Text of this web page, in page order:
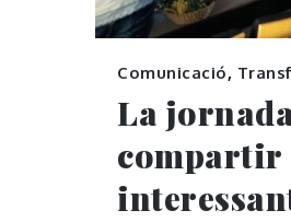
Comunicació,
La
compartir